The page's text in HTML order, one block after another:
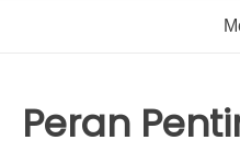
Peran